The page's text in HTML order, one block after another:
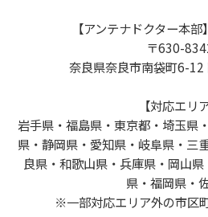
【アンテナドクター本
〒630-
奈良県奈良市南袋町6-
【対応エリア
岩手県・福島県・東京都・埼玉県
県・静岡県・愛知県・岐阜県・三
良県・和歌山県・兵庫県・岡山
県・福岡県・
※一部対応エリア外の市区